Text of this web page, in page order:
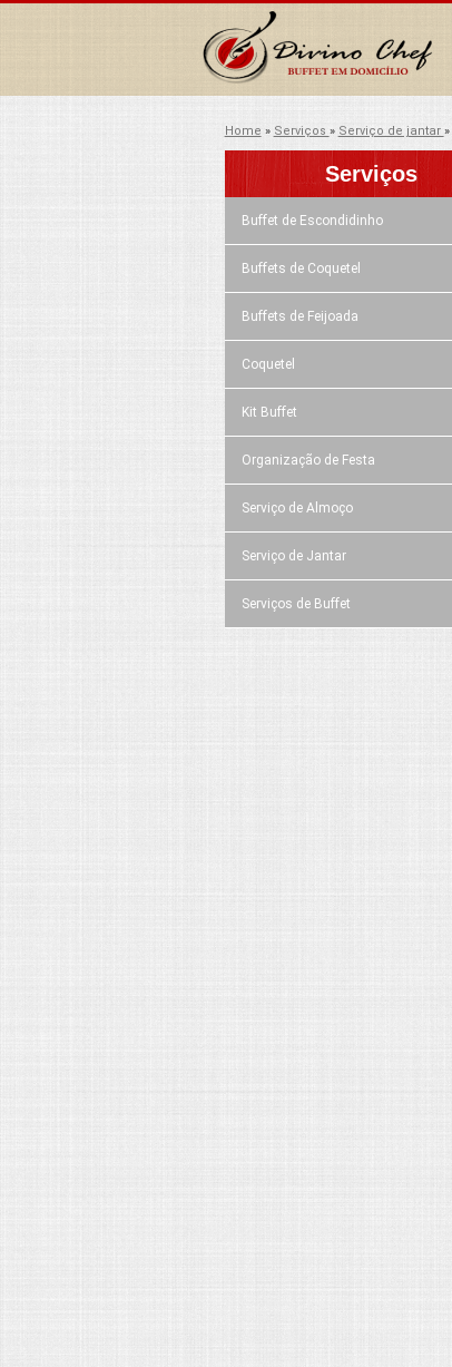
Home » Serviços » Serviço de jantar »
Serviços
Buffet de Escondidinho
Buffets de Coquetel
Buffets de Feijoada
Coquetel
Kit Buffet
Organização de Festa
Serviço de Almoço
Serviço de Jantar
Serviços de Buffet